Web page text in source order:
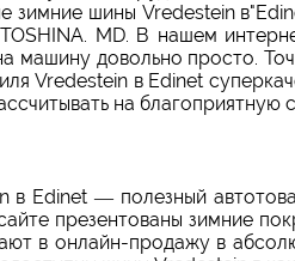
зимние шины Vredestein
MD. В нашем
машину довольно просто.
Vredestein в Edinet
на благоприятную
в Edinet — полезный
презентованы зимние
в онлайн-продажу в